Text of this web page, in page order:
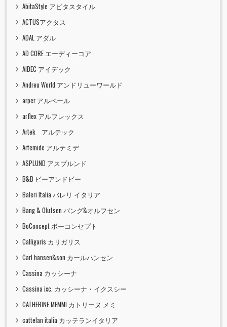
AbitaStyle アビタスタイル
ACTUSアクタス
ADAL アダル
AD CORE エーディーコア
AIDEC アイデック
Andreu World アンドリューワールド
arper アルペール
arflex アルフレックス
Artek アルテック
Artemide アルテミデ
ASPLUND アスプルンド
B&B ビーアンドビー
Baleri Italia バレリ イタリア
Bang & Olufsen バング&オルフセン
BoConcept ボーコンセプト
Calligaris カリガリス
Carl hansen&son カールハンセン
Cassina カッシーナ
Cassina ixc. カッシーナ・イクスシー
CATHERINE MEMMI カトリーヌ メミ
cattelan italia カッテランイタリア